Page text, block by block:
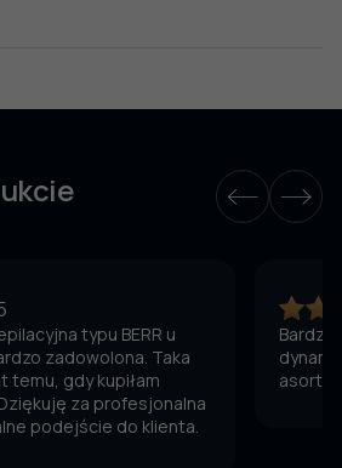
typu BERR u
zadowolona. Taka
temu, gdy kupiłam
za profesjonalna
podejście do klienta.
Bardzo